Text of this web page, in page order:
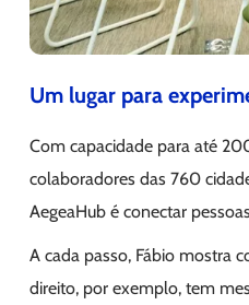
Um lugar para
Com capacidade para até
colaboradores das 760
AegeaHub é conectar
A cada passo, Fábio mostra
direito, por exemplo, tem